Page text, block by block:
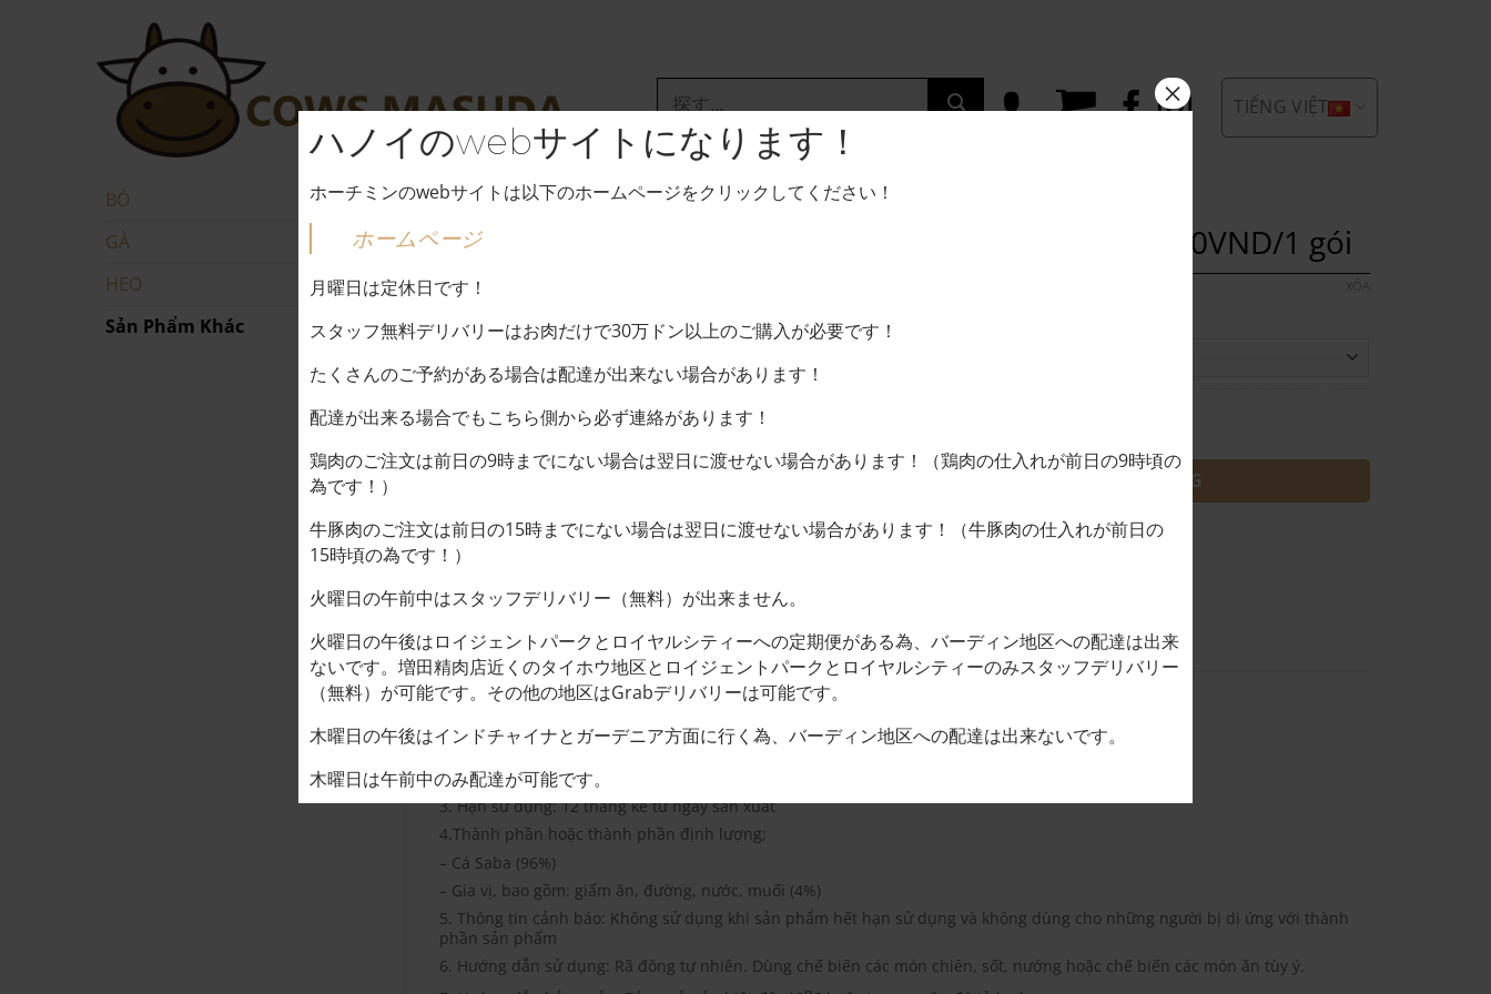
kiếm:
TIẾNG VIỆT
BÒ
GÀ
HEO
Sản Phẩm Khác
Trang chủ
Saba ngâm giấm 55,000VND/1 gói
THÊM VÀO GIỎ HÀNG
MÔ TẢ THÔNG TIN BỔ SUNG ĐÁNH GIÁ (0)
1. Định lượng: 110g
2. Ngày sản xuất: xem trên bao bì
3. Hạn sử dụng: 12 tháng kể từ ngày sản xuất
4.Thành phần hoặc thành phần định lượng;
– Cá Saba (96%)
– Gia vị, bao gồm: giấm ăn, đường, nước, muối (4%)
5. Thông tin cảnh báo: Không sử dụng khi sản phẩm hết hạn sử dụng và không dùng cho những người bị dị ứng với thành
phần sản phẩm
6. Hướng dẫn sử dụng: Rã đông tự nhiên. Dùng chế biến các món chiên, sốt, nướng hoặc chế biến các món ăn tùy ý.
ハノイのwebサイトになります！
ホーチミンのwebサイトは以下のホームページをクリックしてください！
ホームページ
月曜日は定休日です！
スタッフ無料デリバリーはお肉だけで30万ドン以上のご購入が必要です！
たくさんのご予約がある場合は配達が出来ない場合があります！
配達が出来る場合でもこちら側から必ず連絡があります！
鶏肉のご注文は前日の9時までにない場合は翌日に渡せない場合があります！（鶏肉の仕入れが前日の9時頃の
為です！）
牛豚肉のご注文は前日の15時までにない場合は翌日に渡せない場合があります！（牛豚肉の仕入れが前日の
15時頃の為です！）
火曜日の午前中はスタッフデリバリー（無料）が出来ません。
火曜日の午後はロイジェントパークとロイヤルシティーへの定期便がある為、バーディン地区への配達は出来
ないです。増田精肉店近くのタイホウ地区とロイジェントパークとロイヤルシティーのみスタッフデリバリー
（無料）が可能です。その他の地区はGrabデリバリーは可能です。
木曜日の午後はインドチャイナとガーデニア方面に行く為、バーディン地区への配達は出来ないです。
木曜日は午前中のみ配達が可能です。
×